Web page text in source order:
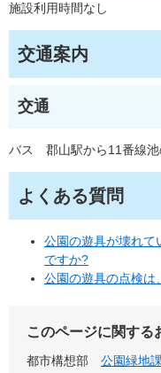
施設利用時間なし
交通案内
交通
バス 郡山駅から11番線
よくある質問
公園の遊具が壊れて
ですか?
公園の遊具の点検は
このページに関する
都市構想部 公園緑地